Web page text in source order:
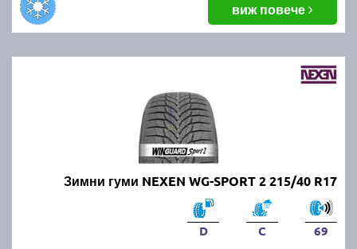
виж повече
Зимни гуми NEXEN WG-SPORT 2 215/40 R17
D C 69